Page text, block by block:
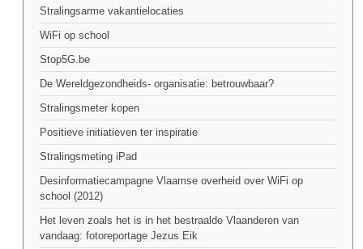
Stralingsarme vakantielocaties
WiFi op school
Stop5G.be
De Wereldgezondheids- organisatie: betrouwbaar?
Stralingsmeter kopen
Positieve initiatieven ter inspiratie
Stralingsmeting iPad
Desinformatiecampagne Vlaamse overheid over WiFi op
school (2012)
Het leven zoals het is in het bestraalde Vlaanderen van
vandaag: fotoreportage Jezus Eik